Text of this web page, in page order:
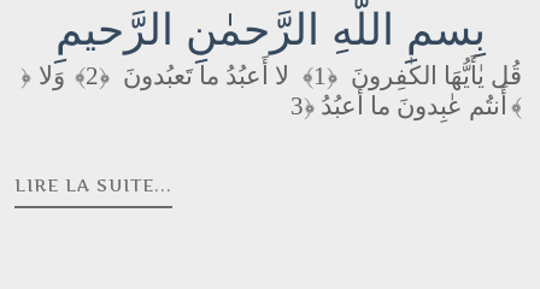
بِسمِ اللَّهِ الرَّحمٰنِ الرَّحيمِ
﴿ قُل يٰأَيُّهَا الكٰفِرونَ ﴿1﴾ لا أَعبُدُ ما تَعبُدونَ ﴿2﴾
وَلا
أَنتُم عٰبِدونَ ما أَعبُدُ ﴿3﴾
LIRE LA SUITE...